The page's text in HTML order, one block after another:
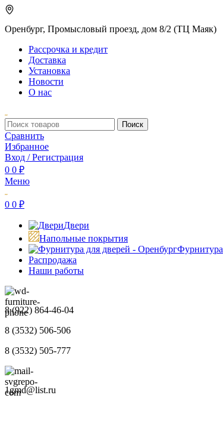
Оренбург, Промысловый проезд, дом 8/2 (ТЦ Маяк)
Рассрочка и кредит
Доставка
Установка
Новости
О нас
Поиск
Сравнить
Избранное
Вход / Регистрация
0 0 ₽
Меню
0 0 ₽
Двери
Напольные покрытия
Фурнитура
Распродажа
Наши работы
8 (922) 864-46-04
8 (3532) 506-506
8 (3532) 505-777
1gmd@list.ru